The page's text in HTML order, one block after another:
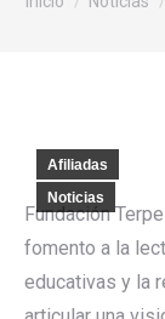
Afiliadas
Noticias
Fundación
fomento a la
educativas y la